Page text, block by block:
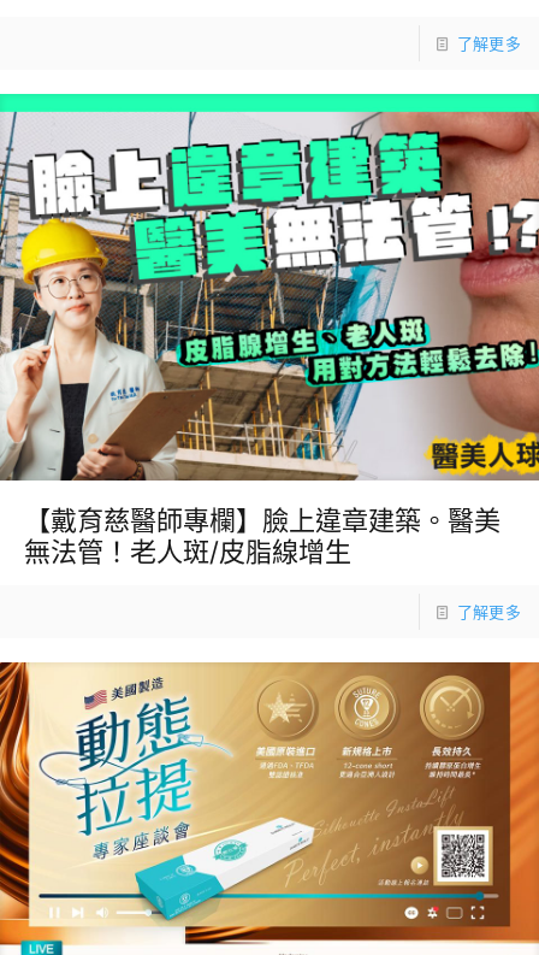
了解更多
【戴育慈醫師專欄】臉上違章建築。醫美
無法管！老人斑/皮脂線增生
了解更多